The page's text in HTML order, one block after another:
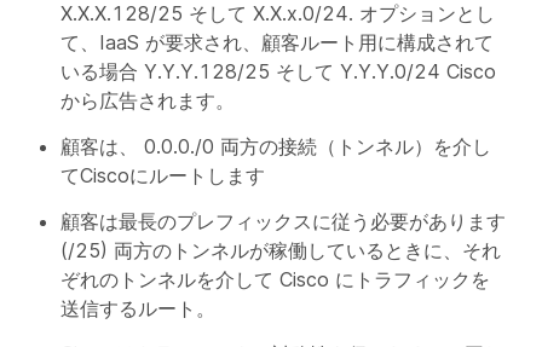
X.X.X.128/25 そして X.X.x.0/24. オプションとし
て、IaaS が要求され、顧客ルート用に構成されて
いる場合 Y.Y.Y.128/25 そして Y.Y.Y.0/24 Cisco
から広告されます。
顧客は、 0.0.0./0 両方の接続（トンネル）を介し
てCiscoにルートします
顧客は最長のプレフィックスに従う必要があります
(/25) 両方のトンネルが稼働しているときに、それ
ぞれのトンネルを介して Cisco にトラフィックを
送信するルート。